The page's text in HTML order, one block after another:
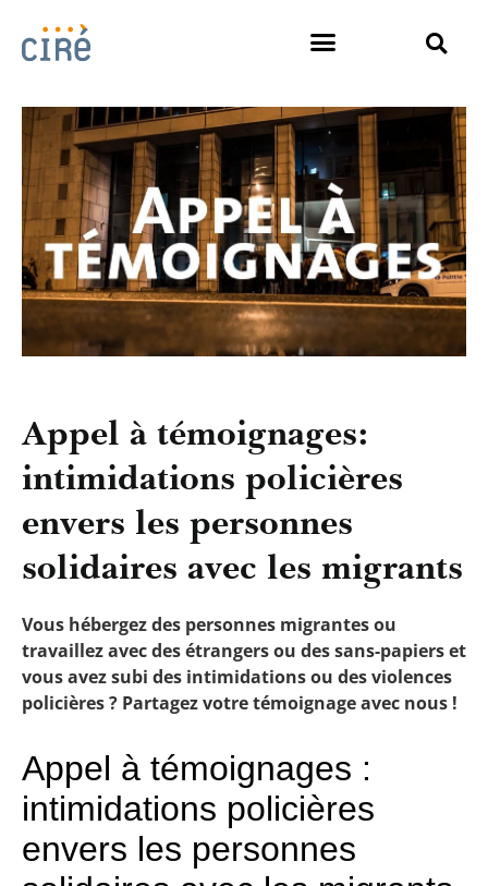
Appel à témoignages:
intimidations policières
envers les personnes
solidaires avec les migrants
Vous hébergez des personnes migrantes ou
travaillez avec des étrangers ou des sans-papiers et
vous avez subi des intimidations ou des violences
policières ? Partagez votre témoignage avec nous !